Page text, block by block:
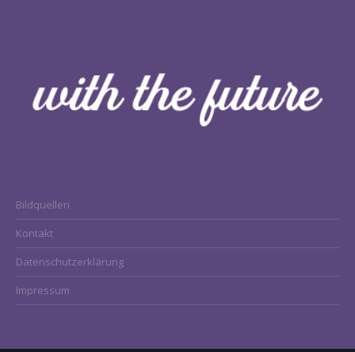
Bildquellen
Kontakt
Datenschutzerklärung
Impressum